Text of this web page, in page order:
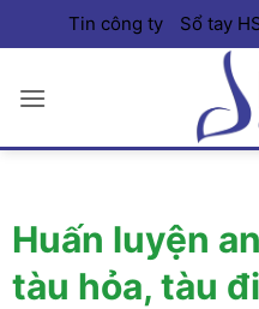
qua
dung
Tin công ty Sổ tay
Huấn luyện
tàu hỏa, tàu